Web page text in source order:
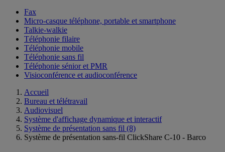
Fax
Micro-casque téléphone, portable et smartphone
Talkie-walkie
Téléphonie filaire
Téléphonie mobile
Téléphonie sans fil
Téléphonie sénior et PMR
Visioconférence et audioconférence
Accueil
Bureau et télétravail
Audiovisuel
Système d'affichage dynamique et interactif
Système de présentation sans fil (8)
Système de présentation sans-fil ClickShare C-10 - Barco